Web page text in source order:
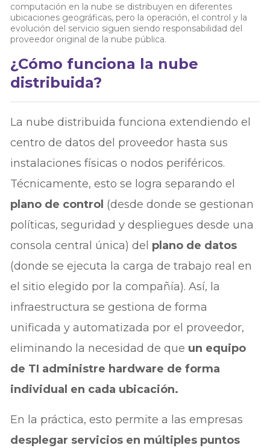
computación en la nube se distribuyen en diferentes
ubicaciones geográficas, pero la operación, el control y la
evolución del servicio siguen siendo responsabilidad del
proveedor original de la nube pública.
¿Cómo funciona la nube
distribuida?
La nube distribuida funciona extendiendo el
centro de datos del proveedor hasta sus
instalaciones físicas o nodos periféricos.
Técnicamente, esto se logra separando el
plano de control (desde donde se gestionan
políticas, seguridad y despliegues desde una
consola central única) del plano de datos
(donde se ejecuta la carga de trabajo real en
el sitio elegido por la compañía). Así, la
infraestructura se gestiona de forma
unificada y automatizada por el proveedor,
eliminando la necesidad de que un equipo
de TI administre hardware de forma
individual en cada ubicación.
En la práctica, esto permite a las empresas
desplegar servicios en múltiples puntos